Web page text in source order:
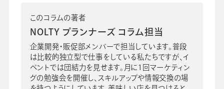
このコラムの著者
NOLTY プランナーズ コラム担当
企業開発・販促部メンバーで担当しています。普段
は比較的独立型で仕事をしている私たちですが、イ
ベントでは団結力を見せます。月に1回マーケティン
グの勉強会を開催し、スキルアップや情報交換の場